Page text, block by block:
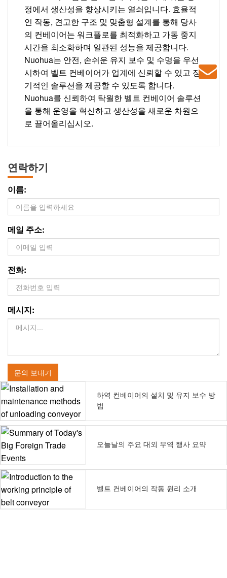
정에서 생산성을 향상시키는 열쇠입니다. 효율적
인 작동, 견고한 구조 및 맞춤형 설계를 통해 당사
의 컨베이어는 워크플로를 최적화하고 가동 중지
시간을 최소화하며 일관된 성능을 제공합니다.
Nuohua는 안전, 손쉬운 유지 보수 및 수명을 우선
시하여 벨트 컨베이어가 업계에 신뢰할 수 있고 장
기적인 솔루션을 제공할 수 있도록 합니다.
Nuohua를 신뢰하여 탁월한 벨트 컨베이어 솔루션
을 통해 운영을 혁신하고 생산성을 새로운 차원으
로 끌어올리십시오.
연락하기
이름:
메일 주소:
전화:
메시지:
문의 보내기
하역 컨베이어의 설치 및 유지 보수 방
법
오늘날의 주요 대외 무역 행사 요약
벨트 컨베이어의 작동 원리 소개